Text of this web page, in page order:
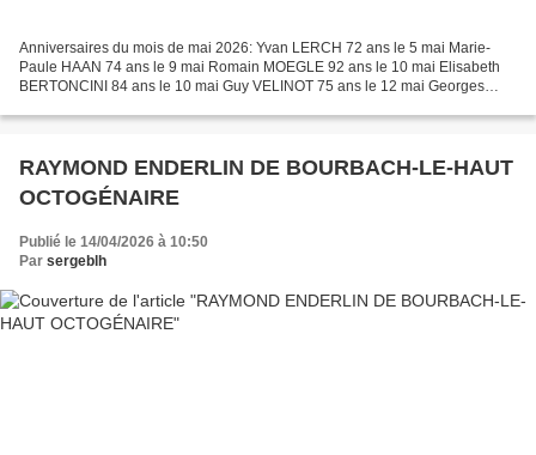
Anniversaires du mois de mai 2026: Yvan LERCH 72 ans le 5 mai Marie-
Paule HAAN 74 ans le 9 mai Romain MOEGLE 92 ans le 10 mai Elisabeth
BERTONCINI 84 ans le 10 mai Guy VELINOT 75 ans le 12 mai Georges
RAYMOND ENDERLIN DE BOURBACH-LE-HAUT
OCTOGÉNAIRE
Publié le 14/04/2026 à 10:50
Par sergeblh